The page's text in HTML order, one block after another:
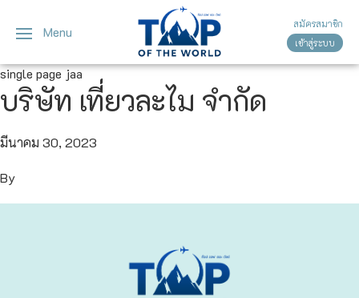
Menu
สมัครสมาชิก
เข้าสู่ระบบ
single page jaa
บริษัท เที่ยวละไม จำกัด
มีนาคม 30, 2023
By
ญี่ปุ่นทัวร์ญี่ปุ่น
โตเกียว
โอซาก้า
เวียดนาม
ทัวร์เวียดนาม